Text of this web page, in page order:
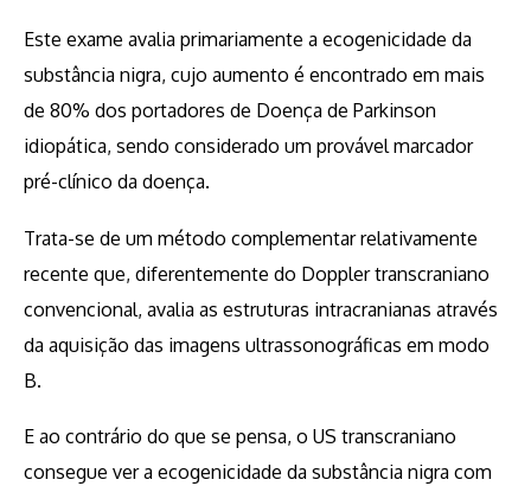
Este exame avalia primariamente a ecogenicidade da
substância nigra, cujo aumento é encontrado em mais
de 80% dos portadores de Doença de Parkinson
idiopática, sendo considerado um provável marcador
pré-clínico da doença.
Trata-se de um método complementar relativamente
recente que, diferentemente do Doppler transcraniano
convencional, avalia as estruturas intracranianas através
da aquisição das imagens ultrassonográficas em modo
B.
E ao contrário do que se pensa, o US transcraniano
consegue ver a ecogenicidade da substância nigra com